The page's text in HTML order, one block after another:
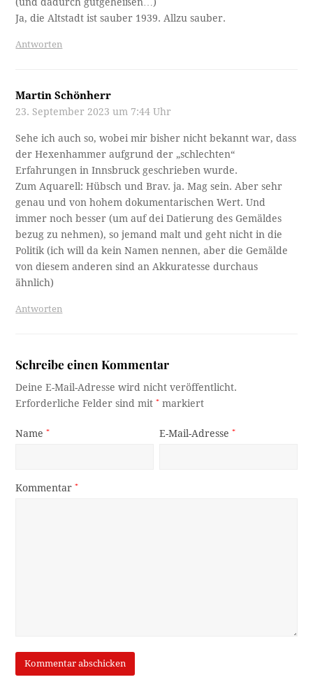
Ja, die Altstadt ist sauber 1939. Allzu sauber.
Antworten
Martin Schönherr
23. September 2023 um 7:44 Uhr
Sehe ich auch so, wobei mir bisher nicht bekannt war, dass
der Hexenhammer aufgrund der „schlechten“
Erfahrungen in Innsbruck geschrieben wurde.
Zum Aquarell: Hübsch und Brav. ja. Mag sein. Aber sehr
genau und von hohem dokumentarischen Wert. Und
immer noch besser (um auf dei Datierung des Gemäldes
bezug zu nehmen), so jemand malt und geht nicht in die
Politik (ich will da kein Namen nennen, aber die Gemälde
von diesem anderen sind an Akkuratesse durchaus
ähnlich)
Antworten
Schreibe einen Kommentar
Deine E-Mail-Adresse wird nicht veröffentlicht.
Erforderliche Felder sind mit* markiert
Name* E-Mail-Adresse*
Kommentar*